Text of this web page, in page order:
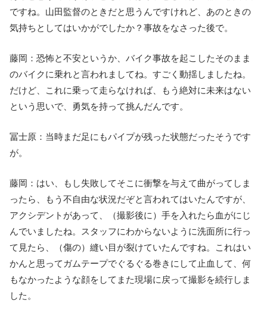
ですね。⼭⽥監督のときだと思うんですけれど、あのときの
気持ちとしてはいかがでしたか？事故をなさった後で。
藤岡：恐怖と不安というか、バイク事故を起こしたそのまま
のバイクに乗れと⾔われましてね。すごく動揺しましたね。
だけど、これに乗って⾛らなければ、もう絶対に未来はない
という思いで、勇気を持って挑んだんです。
冨士原：当時まだ⾜にもパイプが残った状態だったそうです
が。
藤岡：はい、もし失敗してそこに衝撃を与えて曲がってしま
ったら、もう不⾃由な状況だぞと⾔われてはいたんですが、
アクシデントがあって、（撮影後に）⼿を⼊れたら⾎がにじ
んでいましたね。スタッフにわからないように洗⾯所に行っ
て⾒たら、（傷の）縫い⽬が裂けていたんですね。これはい
かんと思ってガムテープでぐるぐる巻きにして⽌⾎して、何
もなかったような顔をしてまた現場に戻って撮影を続⾏しま
した。